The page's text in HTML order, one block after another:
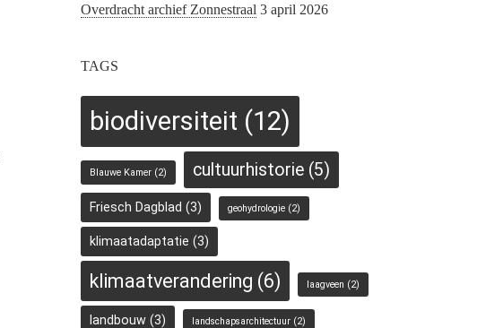
Overdracht archief Zonnestraal 3 april 2026
TAGS
biodiversiteit (12)
Blauwe Kamer (2) cultuurhistorie (5)
Friesch Dagblad (3) geohydrologie (2)
klimaatadaptatie (3)
klimaatverandering (6) laagveen (2)
landbouw (3) landschapsarchitectuur (2)